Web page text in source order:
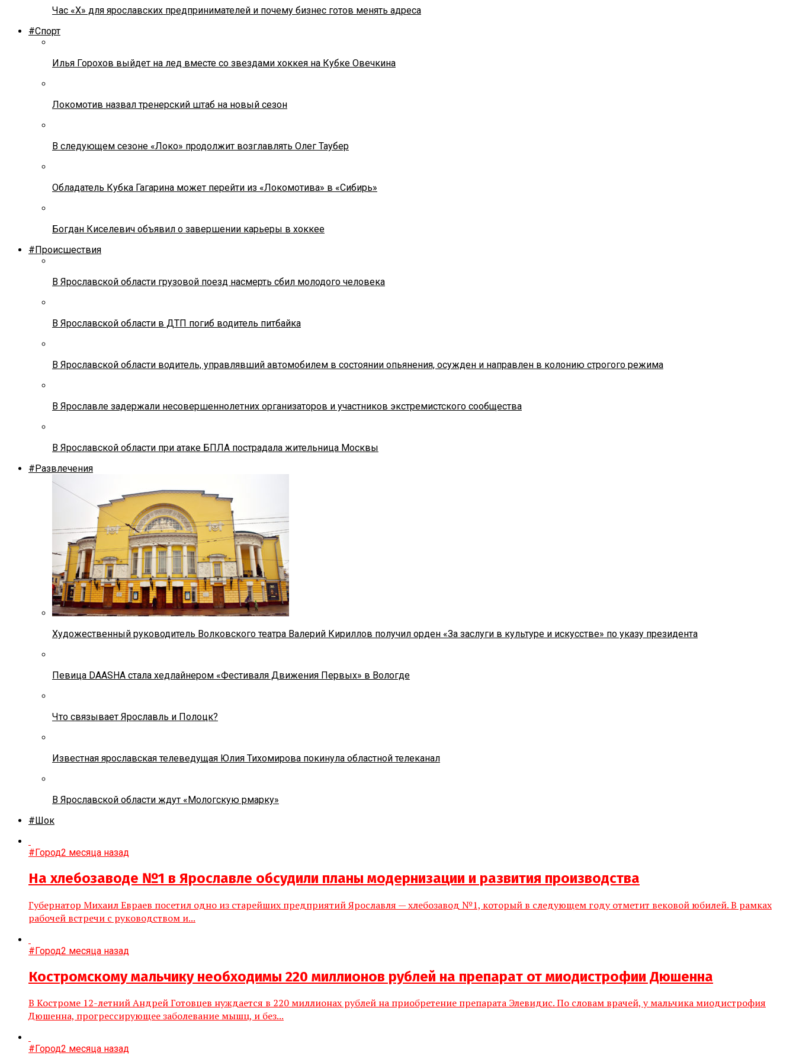
Час «Х» для ярославских предпринимателей и почему бизнес готов менять адреса
#Спорт
Илья Горохов выйдет на лед вместе со звездами хоккея на Кубке Овечкина
Локомотив назвал тренерский штаб на новый сезон
В следующем сезоне «Локо» продолжит возглавлять Олег Таубер
Обладатель Кубка Гагарина может перейти из «Локомотива» в «Сибирь»
Богдан Киселевич объявил о завершении карьеры в хоккее
#Происшествия
В Ярославской области грузовой поезд насмерть сбил молодого человека
В Ярославской области в ДТП погиб водитель питбайка
В Ярославской области водитель, управлявший автомобилем в состоянии опьянения, осужден и направлен в колонию строгого режима
В Ярославле задержали несовершеннолетних организаторов и участников экстремистского сообщества
В Ярославской области при атаке БПЛА пострадала жительница Москвы
#Развлечения
Художественный руководитель Волковского театра Валерий Кириллов получил орден «За заслуги в культуре и искусстве» по указу президента
Певица DAASHA стала хедлайнером «Фестиваля Движения Первых» в Вологде
Что связывает Ярославль и Полоцк?
Известная ярославская телеведущая Юлия Тихомирова покинула областной телеканал
В Ярославской области ждут «Мологскую рмарку»
#Шок
#Город2 месяца назад
На хлебозаводе №1 в Ярославле обсудили планы модернизации и развития производства
Губернатор Михаил Евраев посетил одно из старейших предприятий Ярославля — хлебозавод №1, который в следующем году отметит вековой юбилей. В рамках
рабочей встречи с руководством и...
#Город2 месяца назад
Костромскому мальчику необходимы 220 миллионов рублей на препарат от миодистрофии Дюшенна
В Костроме 12-летний Андрей Готовцев нуждается в 220 миллионах рублей на приобретение препарата Элевидис. По словам врачей, у мальчика миодистрофия
Дюшенна, прогрессирующее заболевание мышц, и без...
#Город2 месяца назад